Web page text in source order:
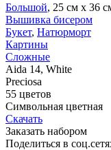
Большой, 25 см х 36
Вышивка бисером
Букет, Натюрморт
Картины
Сложные
Aida 14, White
Preciosa
55 цветов
Символьная цветная
Скачать
Заказать набором
Поделиться в